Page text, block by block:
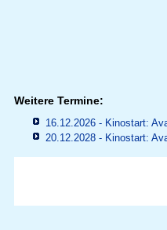
Weitere Termine:
16.12.2026 - Kinostart:
20.12.2028 - Kinostart: